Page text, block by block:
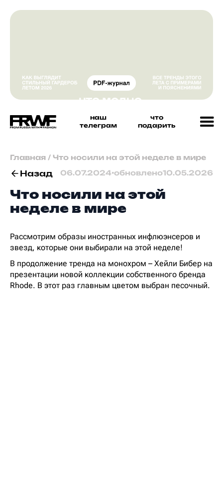
наш
телеграм
что
подарить
Главная / Что носили на этой неделе в мире
Назад 06.07.2024•обновлено10.05.2026
Что носили на этой
неделе в мире
Рассмотрим образы иностранных инфлюэнсеров и
звезд, которые они выбирали на этой неделе!
В продолжение тренда на монохром – Хейли Бибер на
презентации новой коллекции собственного бренда
Rhode. В этот раз главным цветом выбран песочный.